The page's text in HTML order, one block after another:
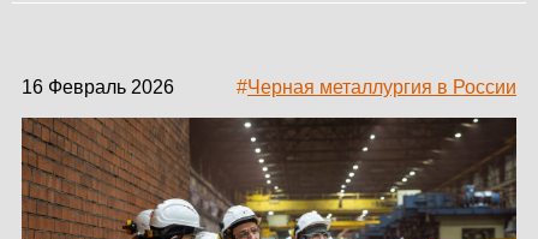
КАЛЬКУЛЯТОР
МЕТАЛЛОКОНСТРУКЦИЙ
КАЛЬКУЛЯТОР
16 Февраль 2026 #Черная металлургия в России